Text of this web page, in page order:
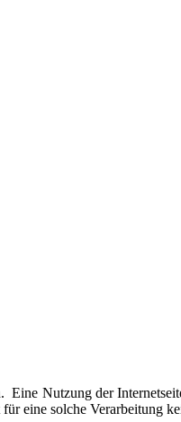
Eine Nutzung der
eine solche